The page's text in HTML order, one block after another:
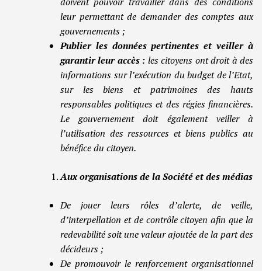
leur permettant de demander des comptes aux
gouvernements ;
Publier les données pertinentes et veiller à
garantir leur accès : les citoyens ont droit à des
informations sur l’exécution du budget de l’Etat,
sur les biens et patrimoines des hauts
responsables politiques et des régies financières.
Le gouvernement doit également veiller à
l’utilisation des ressources et biens publics au
bénéfice du citoyen.
Aux organisations de la Société et des médias
De jouer leurs rôles d’alerte, de veille,
d’interpellation et de contrôle citoyen afin que la
redevabilité soit une valeur ajoutée de la part des
décideurs ;
De promouvoir le renforcement organisationnel